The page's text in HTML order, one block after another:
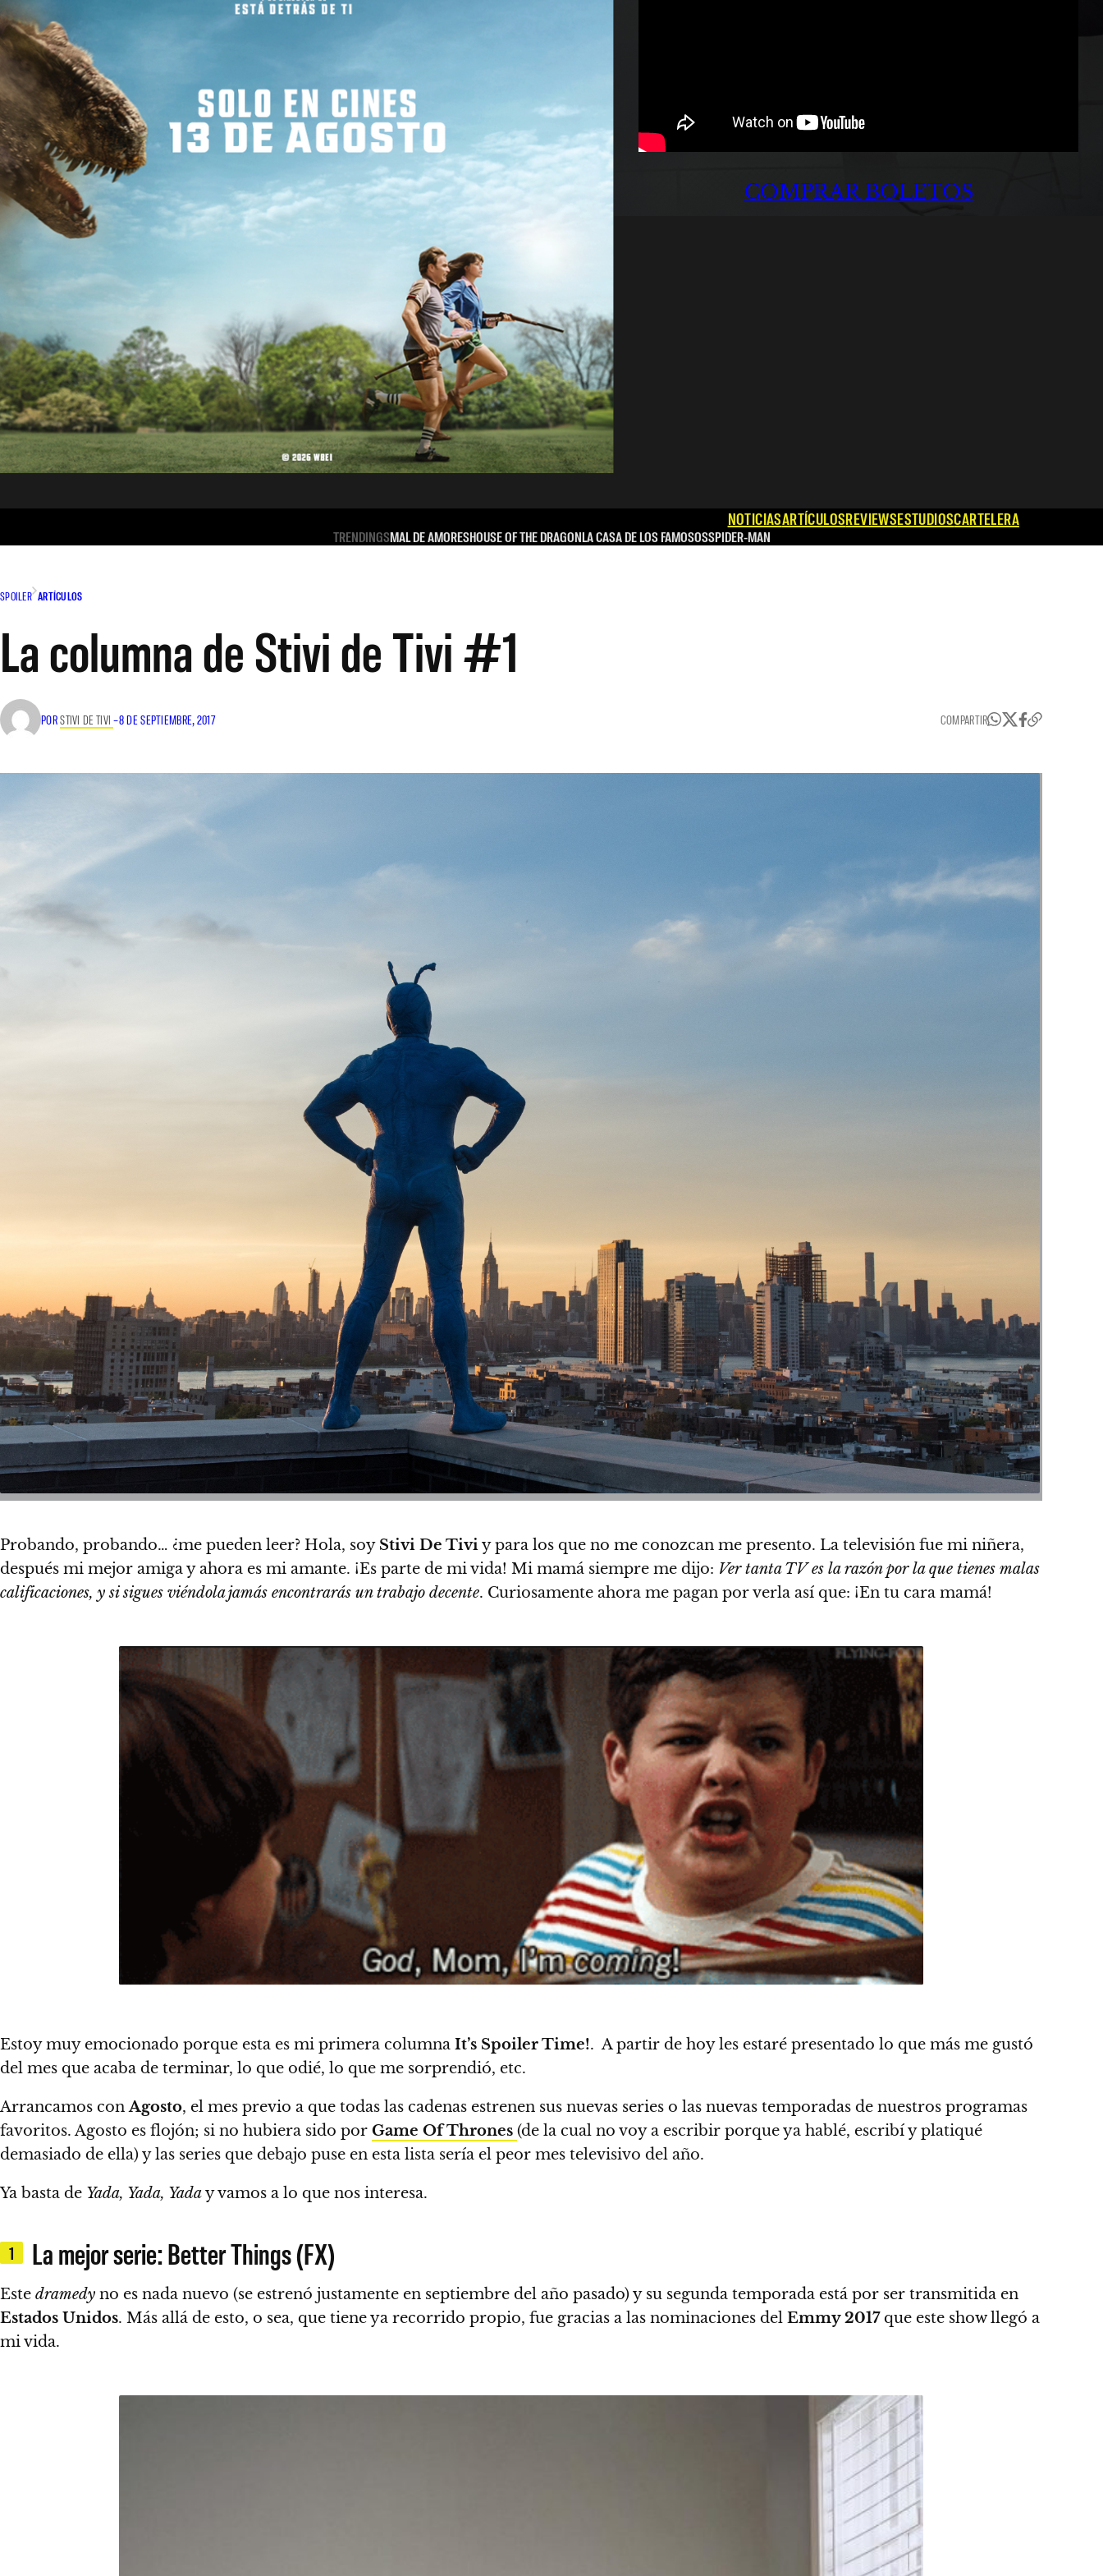
COMPRAR BOLETOS
NOTICIASARTÍCULOSREVIEWSESTUDIOSCARTELERA
TRENDINGSMAL DE AMORESHOUSE OF THE DRAGONLA CASA DE LOS FAMOSOSSPIDER-MAN
SPOILER ARTÍCULOS
La columna de Stivi de Tivi #1
PORSTIVI DE TIVI–8 DE SEPTIEMBRE, 2017 COMPARTIR
Probando, probando… ¿me pueden leer? Hola, soy Stivi De Tiviy para los que no me conozcan me presento. La televisión fue mi niñera,
después mi mejor amiga y ahora es mi amante. ¡Es parte de mi vida! Mi mamá siempre me dijo: Ver tanta TV es la razón por la que tienes malas
calificaciones, y si sigues viéndola jamás encontrarás un trabajo decente. Curiosamente ahora me pagan por verla así que: ¡En tu cara mamá!
Estoy muy emocionado porque esta es mi primera columna It’s Spoiler Time!. A partir de hoy les estaré presentado lo que más me gustó
del mes que acaba de terminar, lo que odié, lo que me sorprendió, etc.
Arrancamos conAgosto, el mes previo a que todas las cadenas estrenen sus nuevas series o las nuevas temporadas de nuestros programas
favoritos. Agosto es flojón; si no hubiera sido por Game Of Thrones (de la cual no voy a escribir porque ya hablé, escribí y platiqué
demasiado de ella) y las series que debajo puse en esta lista sería el peor mes televisivo del año.
Ya basta de Yada, Yada, Yaday vamos a lo que nos interesa.
1 La mejor serie: Better Things (FX)
Este dramedy no es nada nuevo (se estrenó justamente en septiembre del año pasado) y su segunda temporada está por ser transmitida en
Estados Unidos. Más allá de esto, o sea, que tiene ya recorrido propio, fue gracias a las nominaciones del Emmy 2017que este show llegó a
mi vida.